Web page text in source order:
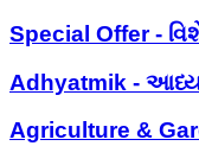
Special Offer -
Adhyatmik -
Agriculture &